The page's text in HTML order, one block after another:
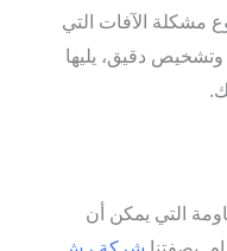
مشكلة الآفات التي
دقيق، يليها
التي يمكن أن